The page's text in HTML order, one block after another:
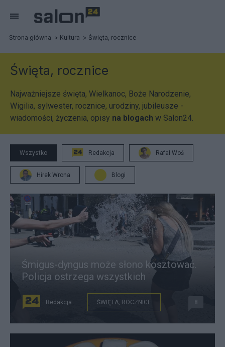
Strona główna Kultura Święta, rocznice
Święta, rocznice
Najważniejsze święta, Wielkanoc, Boże Narodzenie,
Wigilia, sylwester, rocznice, urodziny, jubileusze -
wiadomości, życzenia, opisy na blogach w Salon24.
Wszystko Redakcja Rafał Woś
Hirek Wrona Blogi
Śmigus-dyngus może słono kosztować.
Policja ostrzega wszystkich
Redakcja ŚWIĘTA, ROCZNICE 8